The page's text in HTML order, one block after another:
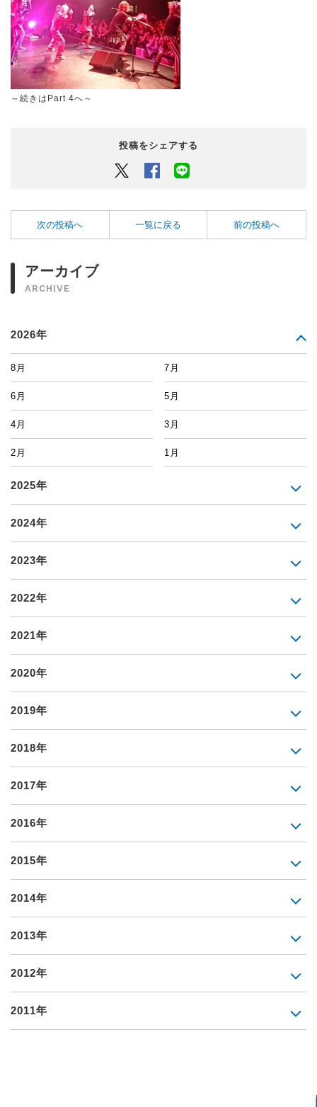
～続きは Part 4へ～
投稿をシェアする
Twitter Facebook
次の投稿へ 一覧に戻る 前の投稿へ
アーカイブ
ARCHIVE
2026年
8月 7月
6月 5月
4月 3月
2月 1月
2025年
2024年
2023年
2022年
2021年
2020年
2019年
2018年
2017年
2016年
2015年
2014年
2013年
2012年
2011年